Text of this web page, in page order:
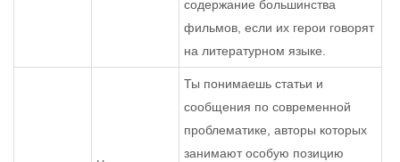
содержание большинства
фильмов, если их герои говорят
на литературном языке.
Ты понимаешь статьи и
сообщения по современной
проблематике, авторы которых
занимают особую позицию